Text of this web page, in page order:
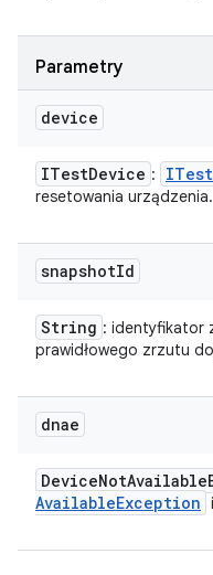
Parametry
device
ITestDevice : ITest
resetowania urządzenia.
snapshotId
String : identyfikator
prawidłowego zrzutu
dnae
DeviceNotAvailable
AvailableException